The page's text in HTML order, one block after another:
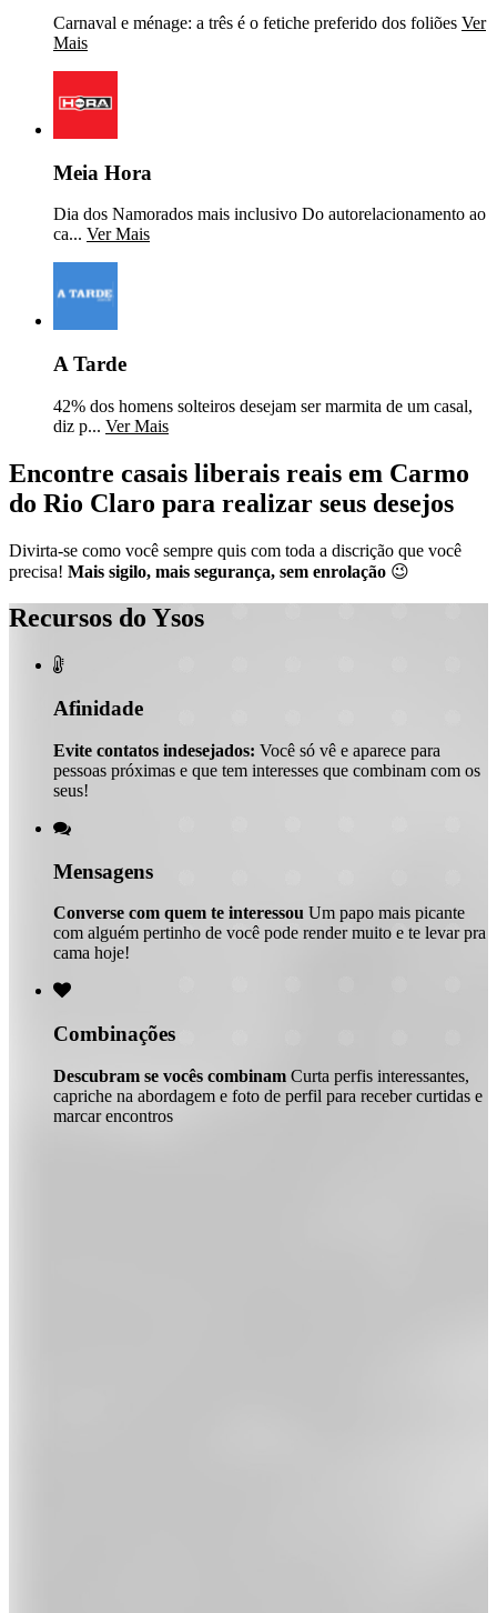
Carnaval e ménage: a três é o fetiche preferido dos foliões Ver
Mais
Meia Hora
Dia dos Namorados mais inclusivo Do autorelacionamento ao
ca... Ver Mais
A Tarde
42% dos homens solteiros desejam ser marmita de um casal,
diz p... Ver Mais
Encontre casais liberais reais em Carmo
do Rio Claro para realizar seus desejos
Divirta-se como você sempre quis com toda a discrição que você
precisa! Mais sigilo, mais segurança, sem enrolação 😉
Recursos do Ysos

Afinidade
Evite contatos indesejados: Você só vê e aparece para
pessoas próximas e que tem interesses que combinam com os
seus!

Mensagens
Converse com quem te interessou Um papo mais picante
com alguém pertinho de você pode render muito e te levar pra
cama hoje!

Combinações
Descubram se vocês combinam Curta perfis interessantes,
capriche na abordagem e foto de perfil para receber curtidas e
marcar encontros